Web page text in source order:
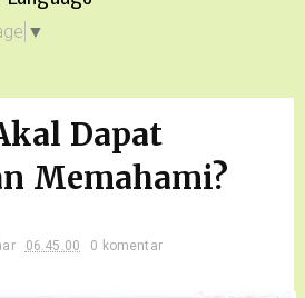
▼
Dapat
Memahami?
06.45.00 0 komentar